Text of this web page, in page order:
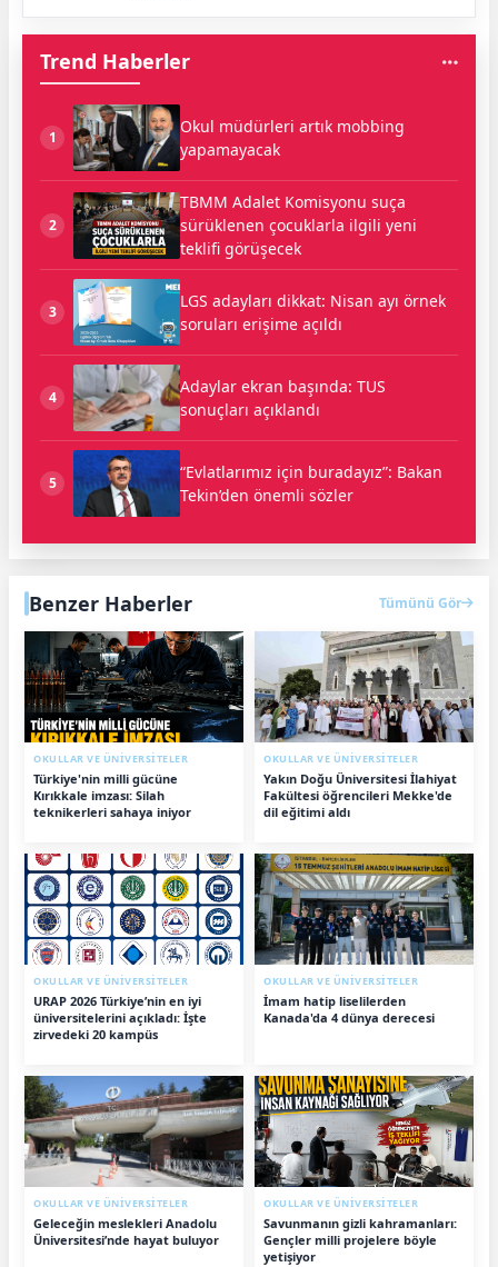
Trend Haberler
1
Okul müdürleri artık mobbing
yapamayacak
2
TBMM Adalet Komisyonu suça
sürüklenen çocuklarla ilgili yeni
teklifi görüşecek
3
LGS adayları dikkat: Nisan ayı örnek
soruları erişime açıldı
4
Adaylar ekran başında: TUS
sonuçları açıklandı
5
“Evlatlarımız için buradayız”: Bakan
Tekin’den önemli sözler
Benzer Haberler Tümünü Gör
OKULLAR VE ÜNİVERSİTELER
Türkiye'nin milli gücüne
Kırıkkale imzası: Silah
teknikerleri sahaya iniyor
OKULLAR VE ÜNİVERSİTELER
Yakın Doğu Üniversitesi İlahiyat
Fakültesi öğrencileri Mekke'de
dil eğitimi aldı
OKULLAR VE ÜNİVERSİTELER
URAP 2026 Türkiye’nin en iyi
üniversitelerini açıkladı: İşte
zirvedeki 20 kampüs
OKULLAR VE ÜNİVERSİTELER
İmam hatip liselilerden
Kanada'da 4 dünya derecesi
OKULLAR VE ÜNİVERSİTELER
Geleceğin meslekleri Anadolu
Üniversitesi’nde hayat buluyor
OKULLAR VE ÜNİVERSİTELER
Savunmanın gizli kahramanları:
Gençler milli projelere böyle
yetişiyor